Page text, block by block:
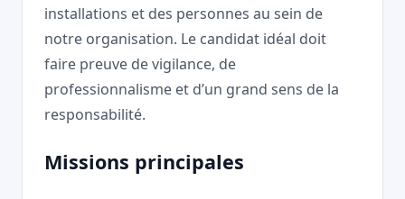
installations et des personnes au sein de
notre organisation. Le candidat idéal doit
faire preuve de vigilance, de
professionnalisme et d’un grand sens de la
responsabilité.
Missions principales